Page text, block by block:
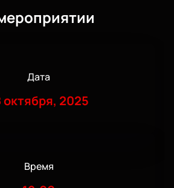
Дата
октября, 2025
Время